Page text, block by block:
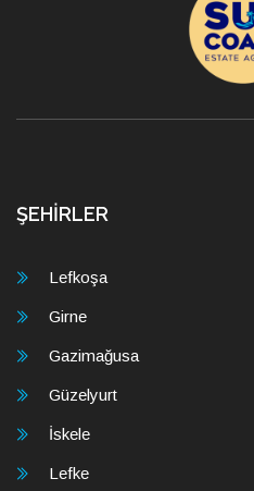
ŞEHİRLER
Lefkoşa
Girne
Gazimağusa
Güzelyurt
İskele
Lefke